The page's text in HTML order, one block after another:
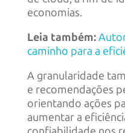
economias.
Leia também:
caminho para a
A granularidade
e recomendações
orientando ações
aumentar a